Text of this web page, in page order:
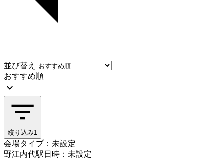
並び替え
おすすめ順
絞り込み1
会場タイプ：未設定
野江内代駅日時：未設定